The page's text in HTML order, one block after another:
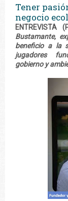
Tener
negocio
ENTREVISTA
Bustamante,
beneficio a la
jugadores
gobierno y